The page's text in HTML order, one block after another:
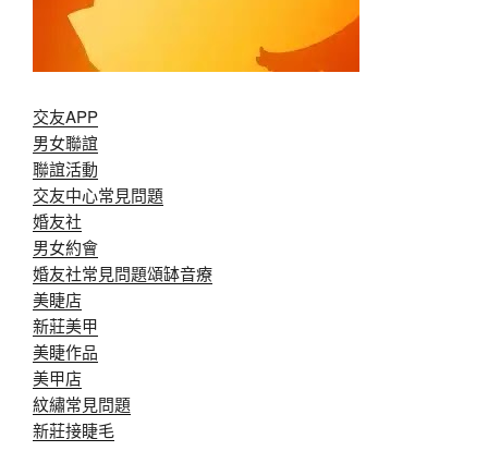
交友APP
男女聯誼
聯誼活動
交友中心常見問題
婚友社
男女約會
婚友社常見問題頌缽音療
美睫店
新莊美甲
美睫作品
美甲店
紋繡常見問題
新莊接睫毛